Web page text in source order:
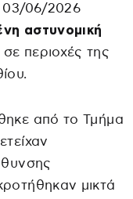
03/06/2026
αστυνομική
σε περιοχές της
από το Τμήμα
μικτά